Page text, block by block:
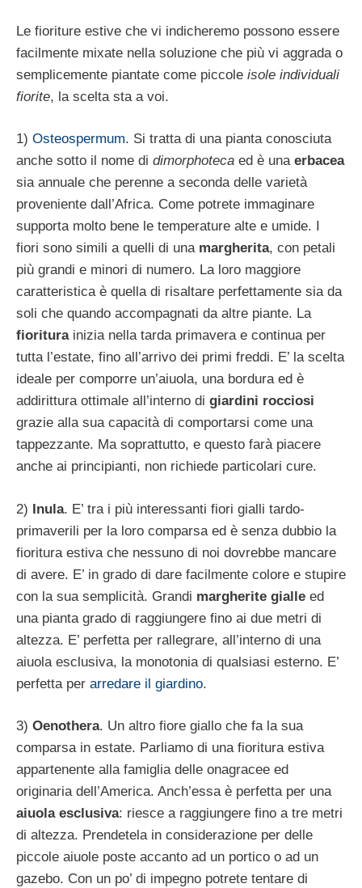
Le fioriture estive che vi indicheremo possono essere
facilmente mixate nella soluzione che più vi aggrada o
semplicemente piantate come piccole isole individuali
fiorite, la scelta sta a voi.
1) Osteospermum. Si tratta di una pianta conosciuta
anche sotto il nome di dimorphoteca ed è una erbacea
sia annuale che perenne a seconda delle varietà
proveniente dall’Africa. Come potrete immaginare
supporta molto bene le temperature alte e umide. I
fiori sono simili a quelli di una margherita, con petali
più grandi e minori di numero. La loro maggiore
caratteristica è quella di risaltare perfettamente sia da
soli che quando accompagnati da altre piante. La
fioriturainizia nella tarda primavera e continua per
tutta l’estate, fino all’arrivo dei primi freddi. E’ la scelta
ideale per comporre un’aiuola, una bordura ed è
addirittura ottimale all’interno di giardini rocciosi
grazie alla sua capacità di comportarsi come una
tappezzante. Ma soprattutto, e questo farà piacere
anche ai principianti, non richiede particolari cure.
2) Inula. E’ tra i più interessanti fiori gialli tardo-
primaverili per la loro comparsa ed è senza dubbio la
fioritura estiva che nessuno di noi dovrebbe mancare
di avere. E’ in grado di dare facilmente colore e stupire
con la sua semplicità. Grandi margherite gialle ed
una pianta grado di raggiungere fino ai due metri di
altezza. E’ perfetta per rallegrare, all’interno di una
aiuola esclusiva, la monotonia di qualsiasi esterno. E’
perfetta per arredare il giardino.
3) Oenothera. Un altro fiore giallo che fa la sua
comparsa in estate. Parliamo di una fioritura estiva
appartenente alla famiglia delle onagracee ed
originaria dell’America. Anch’essa è perfetta per una
aiuola esclusiva: riesce a raggiungere fino a tre metri
di altezza. Prendetela in considerazione per delle
piccole aiuole poste accanto ad un portico o ad un
gazebo. Con un po’ di impegno potrete tentare di